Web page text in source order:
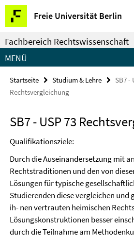
Springe
direkt
zu
Inhalt
Freie Universität Berlin
Service-
Navigation
Fachbereich Rechtswissenschaft
MENÜ
Startseite Studium & Lehre
SB7 -
Rechtsvergleichung
SB7 - USP 73
Qualifikationsziele:
Durch die Auseinandersetzung mit
Rechtstraditionen und den von
Lösungen für typische
Studierenden diese vergleichen und
ih- nen vertrauten heimischen
Lösungskonstruktionen besser
durch die Teilnahme am